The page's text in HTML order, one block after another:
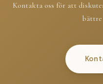
Kontakta oss för att